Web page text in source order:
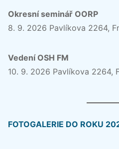
Okresní seminář OORP
8. 9. 2026 Pavlíkova 2264,
Vedení OSH FM
10. 9. 2026 Pavlíkova 2264,
FOTOGALERIE DO ROKU